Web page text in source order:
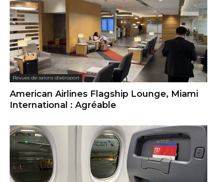
Revues de salons d'aéroport
American Airlines Flagship Lounge, Miami
International : Agréable